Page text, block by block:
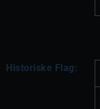
Historiske Flag: